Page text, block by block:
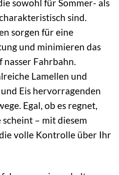
sowohl für Sommer- als
sind.
sorgen für eine
und minimieren das
nasser Fahrbahn.
Lamellen und
Eis hervorragenden
Egal, ob es regnet,
– mit diesem
volle Kontrolle über Ihr